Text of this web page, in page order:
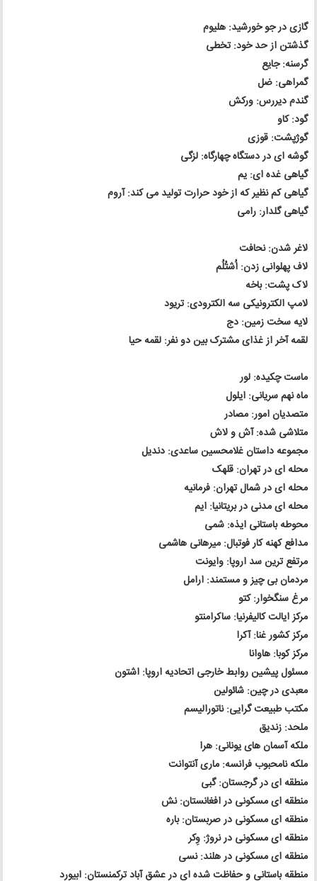
گازی در جو خورشید: هلیوم
گذشتن از حد خود: تخطی
گرسنه: جایع
گمراهی: ضل
گندم دیررس: ورکش
گود: کاو
گوژپشت: قوزی
گوشه ای در دستگاه چهارگاه: لزگی
گیاهی غده ای: یم
گیاهی کم نظیر که از خود حرارت تولید می کند: آروم
گیاهی گلدار: رامی
لاغر شدن: نحافت
لاف پهلوانی زدن: اُشتُلُم
لاک پشت: باخه
لامپ الکترونیکی سه الکترودی: تریود
لایه سخت زمین: دج
لقمه آخر از غذای مشترک بین دو نفر: لقمه حیا
ماست چکیده: لور
ماه نهم سریانی: ایلول
متصدیان امور: مصادر
متلاشی شده: آش و لاش
مجموعه داستان غلامحسین ساعدی: دندیل
محله ای در تهران: قلهک
محله ای در شمال تهران: فرمانیه
محله ای مدنی در بریتانیا: ایم
محوطه باستانی ایذه: شمی
مدافع کهنه کار فوتبال: میرهانی هاشمی
مرتفع ترین سد اروپا: وایونت
مردمان بی چیز و مستمند: ارامل
مرغ سنگخوار: کتو
مرکز ایالت کالیفرنیا: ساکرامنتو
مرکز کشور غنا: آکرا
مرکز کوبا: هاوانا
مسئول پیشین روابط خارجی اتحادیه اروپا: اشتون
معبدی در چین: شائولین
مکتب طبیعت گرایی: ناتورالیسم
ملحد: زندیق
ملکه آسمان های یونانی: هرا
ملکه نامحبوب فرانسه: ماری آنتوانت
منطقه ای در گرجستان: گبی
منطقه ای مسکونی در افغانستان: نش
منطقه ای مسکونی در صربستان: باره
منطقه ای مسکونی در نروژ: وِکر
منطقه ای مسکونی در هلند: نسی
منطقه باستانی و حفاظت شده ای در عشق آباد ترکمنستان: ابیورد